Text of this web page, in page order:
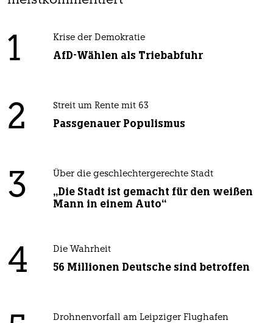
1 Krise der Demokratie
AfD-Wählen als Triebabfuhr
2 Streit um Rente mit 63
Passgenauer Populismus
3 Über die geschlechtergerechte Stadt
„Die Stadt ist gemacht für den weißen
Mann in einem Auto“
4 Die Wahrheit
56 Millionen Deutsche sind betroffen
Drohnenvorfall am Leipziger Flughafen